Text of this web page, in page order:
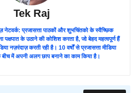
Tek Raj
नेटवर्क: प्रजासत्ता पाठकों और शुभचिंतको के स्वैच्छिक
पक्षपात के उठाने की कोशिश करता है, जो बेहद महत्वपूर्ण हैं
नज़रंदाज़ करती रही है। 10 वर्षों से प्रजासत्ता मीडिया
में अपनी अलग छाप बनाने का काम किया है।